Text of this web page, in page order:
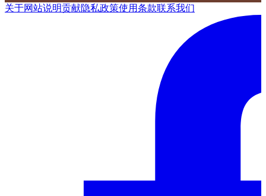
关于网站说明贡献隐私政策使用条款联系我们